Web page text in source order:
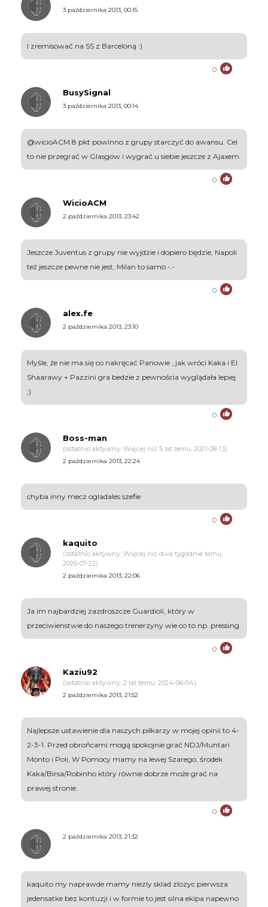
3 października 2013, 00:15
I zremisować na SS z Barceloną :)
0
BusySignal
3 października 2013, 00:14
@wicioACM 8 pkt powinno z grupy starczyć do awansu. Cel
to nie przegrać w Glasgow i wygrać u siebie jeszcze z Ajaxem
0
WicioACM
2 października 2013, 23:42
Jeszcze Juventus z grupy nie wyjdzie i dopiero będzie, Napoli
też jeszcze pewne nie jest, Milan to samo -.-
0
alex.fe
2 października 2013, 23:10
Myśle, że nie ma się co nakręcać Panowie , jak wróci Kaka i El
Shaarawy + Pazzini gra bedzie z pewnościa wyglądała lepiej
;)
0
Boss-man
(ostatnio aktywny: Więcej niż 5 lat temu, 2021-08-13)
2 października 2013, 22:24
chyba inny mecz ogladales szefie
0
kaquito
(ostatnio aktywny: Więcej niż dwa tygodnie temu,
2026-07-22)
2 października 2013, 22:06
Ja im najbardziej zazdroszcze Guardioli, który w
przeciwienstwie do naszego trenerzyny wie co to np. pressing.
0
Kaziu92
(ostatnio aktywny: 2 lat temu, 2024-06-04)
2 października 2013, 21:52
Najlepsze ustawienie dla naszych piłkarzy w mojej opinii to 4-
2-3-1. Przed obrońcami mogą spokojnie grać NDJ/Muntari
Monto i Poli, W Pomocy mamy na lewej Szarego, środek
Kaka/Birsa/Robinho który równie dobrze może grać na
prawej stronie.
0
2 października 2013, 21:32
kaquito my naprawde mamy niezly sklad zlozyc pierwsza
jedensatke bez kontuzji i w formie to jest silna ekipa napewno